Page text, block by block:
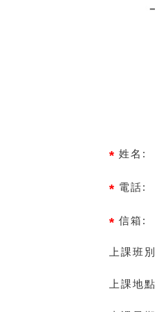
姓名:
電話:
信箱:
上課班
上課地